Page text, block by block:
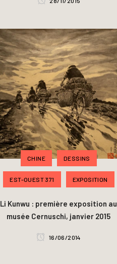
CHINE DESSINS
EST-OUEST 371 EXPOSITION
Li Kunwu : première exposition au
musée Cernuschi, janvier 2015
16/06/2014